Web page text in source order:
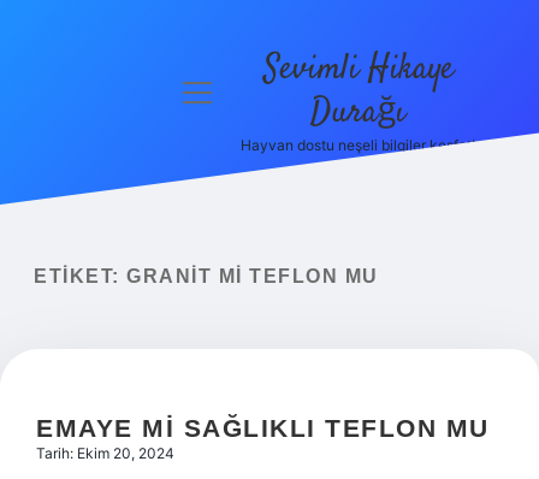
menüyü
Sevimli Hikaye
Durağı
Hayvan dostu neşeli bilgiler keşfet!
ETIKET: GRANIT MI TEFLON MU
EMAYE MI SAĞLIKLI TEFLON MU
Tarih: Ekim 20, 2024